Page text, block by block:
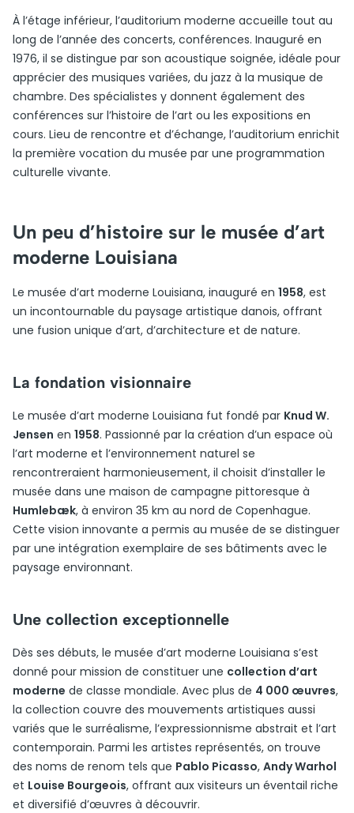
À l’étage inférieur, l’auditorium moderne accueille tout au
long de l’année des concerts, conférences. Inauguré en
1976, il se distingue par son acoustique soignée, idéale pour
apprécier des musiques variées, du jazz à la musique de
chambre. Des spécialistes y donnent également des
conférences sur l’histoire de l’art ou les expositions en
cours. Lieu de rencontre et d’échange, l’auditorium enrichit
la première vocation du musée par une programmation
culturelle vivante.
Un peu d’histoire sur le musée d’art
moderne Louisiana
Le musée d’art moderne Louisiana, inauguré en 1958, est
un incontournable du paysage artistique danois, offrant
une fusion unique d’art, d’architecture et de nature.
La fondation visionnaire
Le musée d’art moderne Louisiana fut fondé par Knud W.
Jensen en 1958. Passionné par la création d’un espace où
l’art moderne et l’environnement naturel se
rencontreraient harmonieusement, il choisit d’installer le
musée dans une maison de campagne pittoresque à
Humlebæk, à environ 35 km au nord de Copenhague.
Cette vision innovante a permis au musée de se distinguer
par une intégration exemplaire de ses bâtiments avec le
paysage environnant.
Une collection exceptionnelle
Dès ses débuts, le musée d’art moderne Louisiana s’est
donné pour mission de constituer une collection d’art
moderne de classe mondiale. Avec plus de 4 000 œuvres,
la collection couvre des mouvements artistiques aussi
variés que le surréalisme, l’expressionnisme abstrait et l’art
contemporain. Parmi les artistes représentés, on trouve
des noms de renom tels que Pablo Picasso, Andy Warhol
et Louise Bourgeois, offrant aux visiteurs un éventail riche
et diversifié d’œuvres à découvrir.